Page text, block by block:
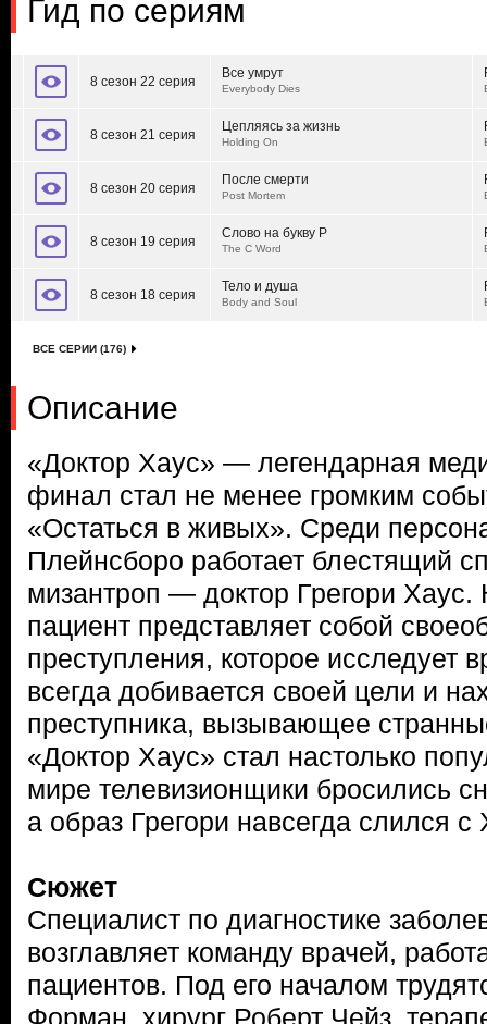
Гид по сериям
8 сезон 22 серия
Все умрут
Everybody Dies
8 сезон 21 серия
Цепляясь за жизнь
Holding On
8 сезон 20 серия
После смерти
Post Mortem
8 сезон 19 серия
Слово на букву Р
The C Word
8 сезон 18 серия
Тело и душа
Body and Soul
ВСЕ СЕРИИ (176)
Описание
«Доктор Хаус» — легендарная
финал стал не менее громким
«Остаться в живых». Среди
Плейнсборо работает блестящий
мизантроп — доктор Грегори
пациент представляет собой
преступления, которое исследует
всегда добивается своей цели и
преступника, вызывающее
«Доктор Хаус» стал настолько
мире телевизионщики бросились
а образ Грегори навсегда слился
Сюжет
Специалист по диагностике
возглавляет команду врачей,
пациентов. Под его началом
Форман, хирург Роберт Чейз,